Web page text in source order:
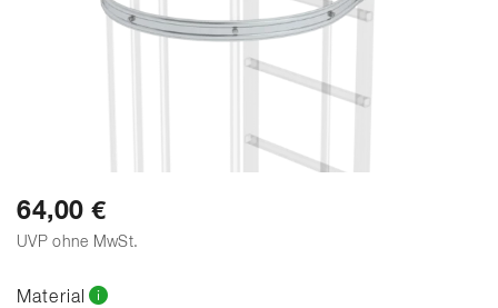
64,00 €
UVP ohne MwSt.
Material